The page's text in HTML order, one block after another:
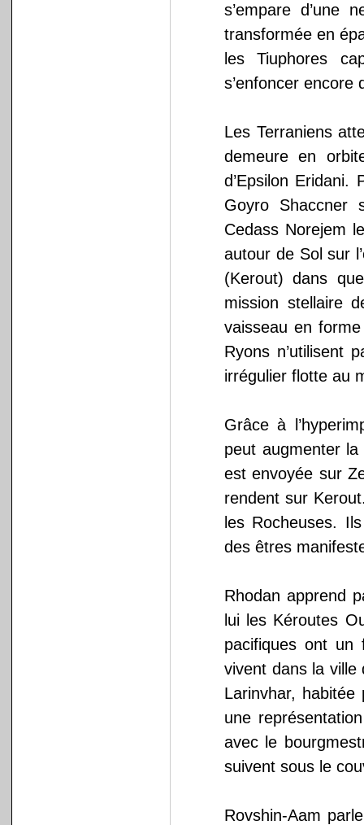
s’empare d’une
transformée en
les Tiuphores
s’enfoncer encore
Les Terraniens
demeure en
d’Epsilon
Goyro Shaccner
Cedass Norejem
autour de Sol sur
(Kerout) dans
mission stellaire
vaisseau en
Ryons n’utilisent
irrégulier flotte au
Grâce à
peut augmenter
est envoyée sur
rendent sur
les Rocheuses.
des êtres
Rhodan apprend
lui les Kéroutes
pacifiques ont un
vivent dans la ville
Larinvhar, habitée
une
avec le
suivent sous le
Rovshin-Aam